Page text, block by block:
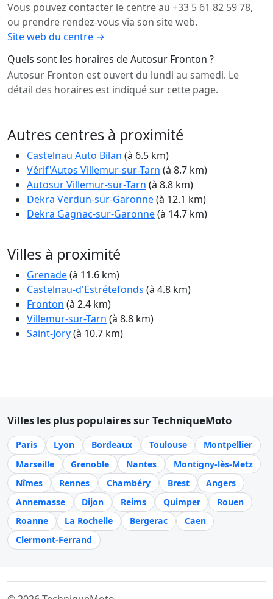
Vous pouvez contacter le centre au +33 5 61 82 59 78,
ou prendre rendez-vous via son site web.
Site web du centre →
Quels sont les horaires de Autosur Fronton ?
Autosur Fronton est ouvert du lundi au samedi. Le
détail des horaires est indiqué sur cette page.
Autres centres à proximité
Castelnau Auto Bilan (à 6.5 km)
Vérif'Autos Villemur-sur-Tarn (à 8.7 km)
Autosur Villemur-sur-Tarn (à 8.8 km)
Dekra Verdun-sur-Garonne(à 12.1 km)
Dekra Gagnac-sur-Garonne(à 14.7 km)
Villes à proximité
Grenade(à 11.6 km)
Castelnau-d'Estrétefonds (à 4.8 km)
Fronton (à 2.4 km)
Villemur-sur-Tarn (à 8.8 km)
Saint-Jory(à 10.7 km)
Villes les plus populaires sur TechniqueMoto
Paris Lyon Bordeaux Toulouse
Montpellier
Marseille
Grenoble Nantes
Montigny-lès-Metz
Nîmes
Rennes Chambéry Brest
Angers
Annemasse
Dijon Reims Quimper
Rouen
Roanne
La Rochelle Bergerac
Caen
Clermont-Ferrand